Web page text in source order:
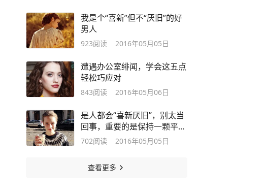
我是个“喜新”但不“厌旧”的好
男人
923阅读 2016年05月05日
遭遇办公室绯闻，学会这五点
轻松巧应对
843阅读 2016年05月06日
是人都会“喜新厌旧”，别太当
回事，重要的是保持一颗平常
心！
702阅读 2016年05月05日
查看更多